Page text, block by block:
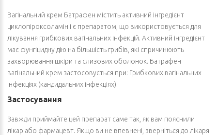
Вагінальний крем Батрафен містить активний інгредієнт
циклопіроксоламін і є препаратом, що використовується для
лікування грибкових вагінальних інфекцій. Активний інгредієнт
має фунгіцидну дію на більшість грибів, які спричинюють
захворювання шкіри та слизових оболонок. Батрафен
вагінальний крем застосовується при: Грибкових вагінальних
інфекціях (кандидальних інфекціях).
Застосування
Завжди приймайте цей препарат саме так, як вам пояснили
лікар або фармацевт. Якщо ви не впевнені, зверніться до лікаря